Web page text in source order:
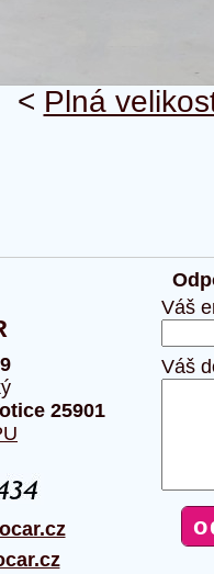
< Plná
25901
Váš
Váš